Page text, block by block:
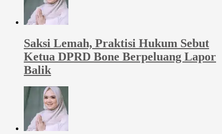
Saksi Lemah, Praktisi Hukum Sebut
Ketua DPRD Bone Berpeluang Lapor
Balik